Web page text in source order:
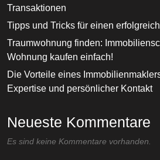
Transaktionen
Tipps und Tricks für einen
Traumwohnung finden:
Wohnung kaufen einfach!
Die Vorteile eines
Expertise und persönlicher Kontakt
Neueste Kommentare
Es sind keine Kommentare vorhanden.